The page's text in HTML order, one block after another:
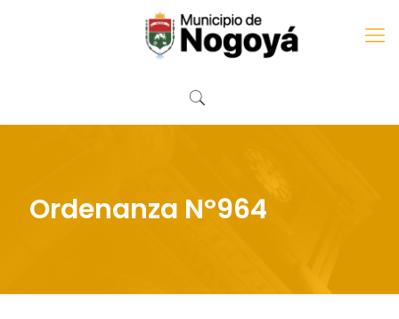
Ordenanza Nº964